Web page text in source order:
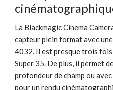
La Blackmagic Cinema
capteur plein format avec
4032. Il est presque trois fois
Super 35. De plus, il permet
profondeur de champ ou
pour un rendu